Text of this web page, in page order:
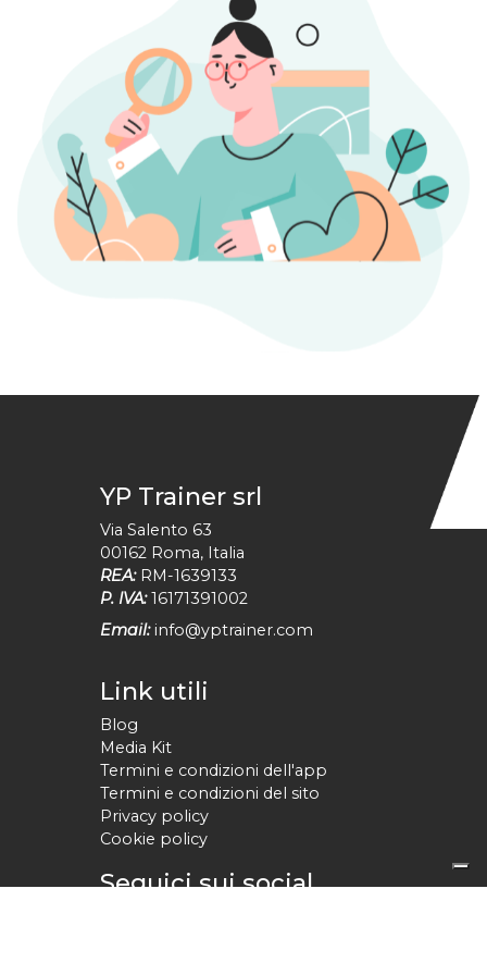
YP Trainer srl
Via Salento 63
00162 Roma, Italia
REA: RM-1639133
P. IVA: 16171391002
Email: info@yptrainer.com
Link utili
Blog
Media Kit
Termini e condizioni dell'app
Termini e condizioni del sito
Privacy policy
Cookie policy
Seguici sui social